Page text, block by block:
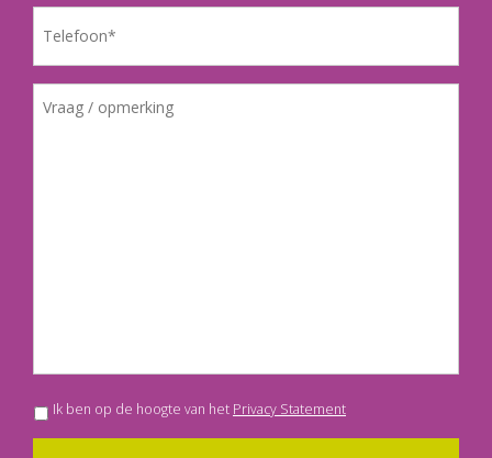
Ik ben op de hoogte van het Privacy Statement